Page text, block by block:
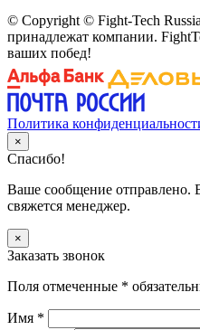
© Copyright © Fight-Tech
принадлежат компании.
ваших побед!
Политика
×
Спасибо!
Ваше сообщение отправлено.
свяжется менеджер.
×
Заказать звонок
Поля отмеченные *
Имя *